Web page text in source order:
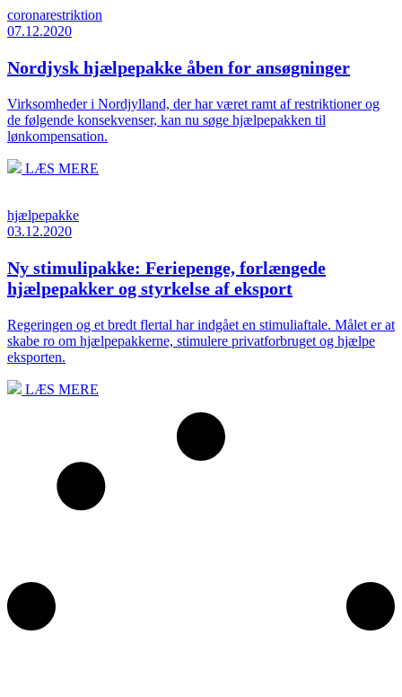
coronarestriktion
07.12.2020
Nordjysk hjælpepakke åben for ansøgninger
Virksomheder i Nordjylland, der har været ramt af restriktioner og
de følgende konsekvenser, kan nu søge hjælpepakken til
lønkompensation.
LÆS MERE
hjælpepakke
03.12.2020
Ny stimulipakke: Feriepenge, forlængede
hjælpepakker og styrkelse af eksport
Regeringen og et bredt flertal har indgået en stimuliaftale. Målet er at
skabe ro om hjælpepakkerne, stimulere privatforbruget og hjælpe
eksporten.
LÆS MERE